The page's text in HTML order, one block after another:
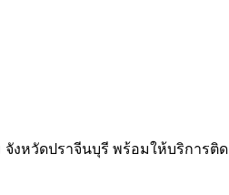
หวัดปราจีนบุรี พร้อมให้บริการติ